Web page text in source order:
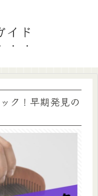
イド
ク！早期発見の